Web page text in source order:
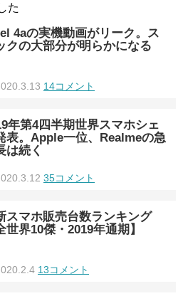
た
4aの実機動画がリーク。ス
クの大部分が明らかになる
14コメント
年第4四半期世界スマホシェ
表。Apple一位、Realmeの急
は続く
35コメント
スマホ販売台数ランキング
世界10傑・2019年通期】
13コメント